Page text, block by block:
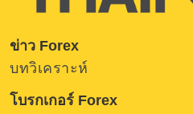
ข่าว Forex
บทวิเคราะห์
โบรกเกอร์ Forex